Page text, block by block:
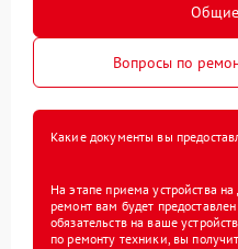
Вопросы по
Какие документы вы
На этапе приема устройства
ремонт вам будет
обязательств на ваше
по ремонту техники, вы